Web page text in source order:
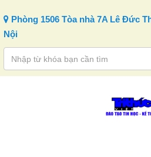
Phòng 1506 Tòa nhà 7A Lê Đức
Nội